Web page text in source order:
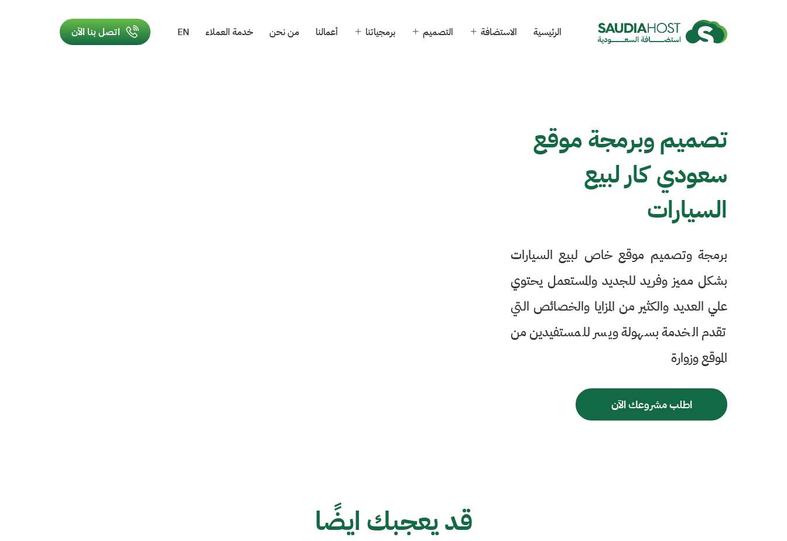
الرئيسية الاستضافة التصميم برمجياتنا أعمالنا من نحن خدمة العملاء EN اتصل بنا الآن
تصميم وبرمجة موقع
سعودي كار لبيع
السيارات
برمجة وتصميم موقع خاص لبيع السيارات
بشكل مميز وفريد للجديد والمستعمل يحتوي
علي العديد والكثير من المزايا والخصائص التي
تقدم الخدمة بسهولة ويسر للمستفيدين من
الموقع وزوارة
اطلب مشروعك الآن
قد يعجبك ايضًا